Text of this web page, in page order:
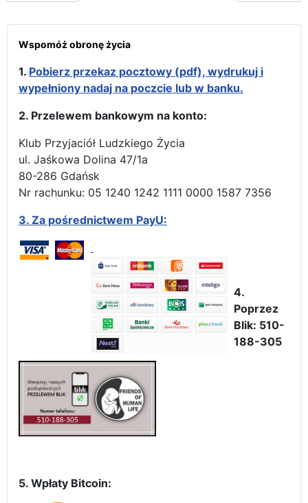
Wspomóż obronę życia
1. Pobierz przekaz pocztowy (pdf), wydrukuj i
wypełniony nadaj na poczcie lub w banku.
2. Przelewem bankowym na konto:
Klub Przyjaciół Ludzkiego Życia
ul. Jaśkowa Dolina 47/1a
80-286 Gdańsk
Nr rachunku: 05 1240 1242 1111 0000 1587 7356
3. Za pośrednictwem PayU:
4.
Poprzez
Blik: 510-
188-305
5. Wpłaty Bitcoin: